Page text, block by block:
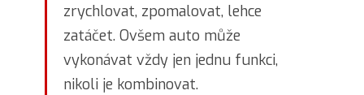
zrychlovat, zpomalovat, lehce
zatáčet. Ovšem auto může
vykonávat vždy jen jednu funkci,
nikoli je kombinovat.